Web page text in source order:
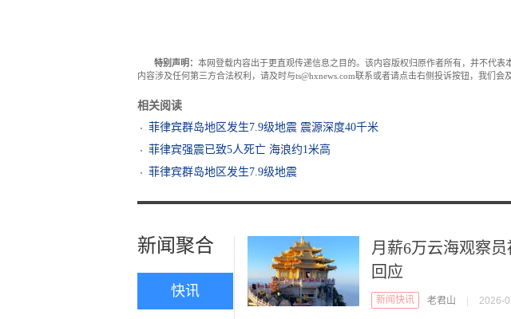
特别声明： 本网登载内容出于更直观传递信息之目的。该内容版权归原作者所有，并不代表
内容涉及任何第三方合法权利，请及时与ts@hxnews.com联系或者请点击右侧投诉按钮，我们会
相关阅读
菲律宾群岛地区发生7.9级地震 震源深度40千米
菲律宾强震已致5人死亡 海浪约1米高
菲律宾群岛地区发生7.9级地震
新闻聚合
快讯
月薪6万云海观察
回应
新闻快讯 老君山 2026-